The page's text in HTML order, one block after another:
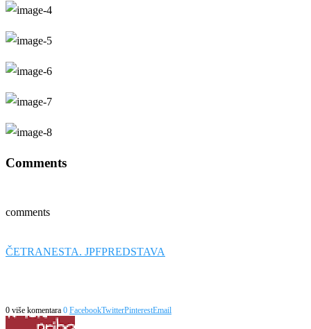
Comments
comments
ČETRANESTA. JPFPREDSTAVA
0 više komentara 0 FacebookTwitterPinterestEmail